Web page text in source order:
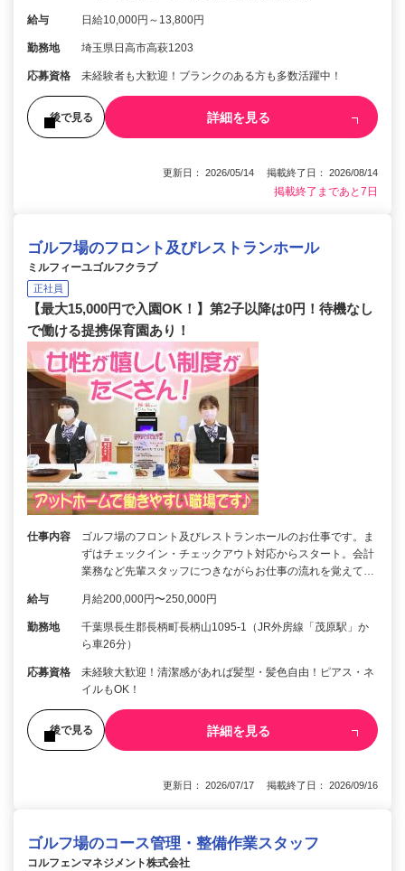
給与 日給10,000円～13,800円
勤務地 埼玉県日高市高萩1203
応募資格 未経験者も大歓迎！ブランクのある方も多数活躍中！
後で見る 詳細を見る
更新日： 2026/05/14 掲載終了日： 2026/08/14
掲載終了まであと7日
ゴルフ場のフロント及びレストランホール
ミルフィーユゴルフクラブ
正社員
【最大15,000円で入園OK！】第2子以降は0円！待機なし
で働ける提携保育園あり！
仕事内容
ゴルフ場のフロント及びレストランホールのお仕事です。ま
ずはチェックイン・チェックアウト対応からスタート。会計
業務など先輩スタッフにつきながらお仕事の流れを覚えて…
給与 月給200,000円〜250,000円
勤務地
千葉県長生郡長柄町長柄山1095-1（JR外房線「茂原駅」か
ら車26分）
応募資格
未経験大歓迎！清潔感があれば髪型・髪色自由！ピアス・ネ
イルもOK！
後で見る 詳細を見る
更新日： 2026/07/17 掲載終了日： 2026/09/16
ゴルフ場のコース管理・整備作業スタッフ
コルフェンマネジメント株式会社